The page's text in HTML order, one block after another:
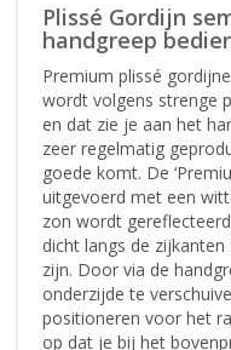
Plissé Gordijn
handgreep
Premium plissé
wordt volgens strenge
en dat zie je aan het
zeer regelmatig
goede komt. De
uitgevoerd met een
zon wordt
dicht langs de
zijn. Door via de
onderzijde te
positioneren voor het
op dat je bij het